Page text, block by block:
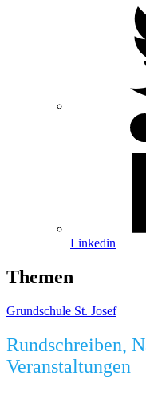
Linkedin
Themen
Grundschule St. Josef
Rundschreiben,
Veranstaltungen